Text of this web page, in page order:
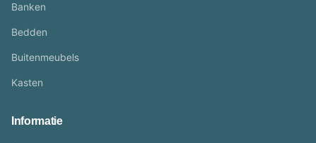
Banken
Bedden
Buitenmeubels
Kasten
Informatie